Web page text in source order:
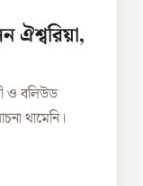
ও বলিউড
থামেনি।